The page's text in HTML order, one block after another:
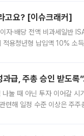
고요? [이슈크래커]
자·배당 전액 비과세일반
용청년형 납입액 10% 소
급, 주총 승인 받도
눌 때 아닌 투자 이어갈
련해 일정 수준 이상은 주